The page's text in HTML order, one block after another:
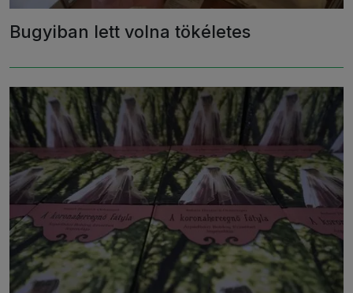
Bugyiban lett volna tökéletes